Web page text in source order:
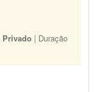
Privado | Duração